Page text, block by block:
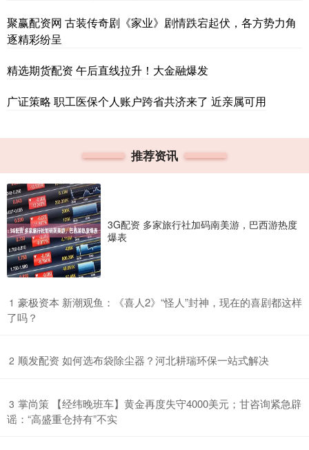
聚赢配资网 古装传奇剧《家业》剧情跌宕起伏，各方势力角
逐精彩纷呈
精选期货配资 午后直线拉升！大金融爆发
广证策略 职工医保个人账户跨省共济来了 近亲属可用
推荐资讯
3G配资 多家旅行社加码南美游，巴西游热度
爆表
1 ​豪极资本 新潮观鱼：《喜人2》“怪人”封神，现在的喜剧都这样
了吗？
2 ​顺发配资 如何选布袋除尘器？河北耕瑞环保一站式解决
3 ​掌尚策 【经纬晚班车】黄金再度失守4000美元；甘咨询紧急辟
谣：“高盛重仓持有”不实